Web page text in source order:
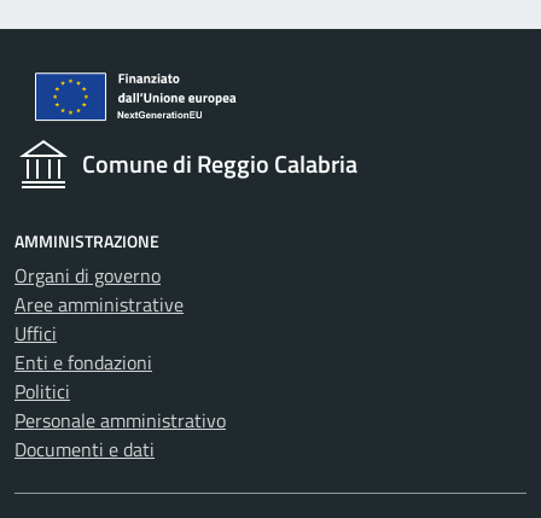
Comune di Reggio Calabria
AMMINISTRAZIONE
Organi di governo
Aree amministrative
Uffici
Enti e fondazioni
Politici
Personale amministrativo
Documenti e dati